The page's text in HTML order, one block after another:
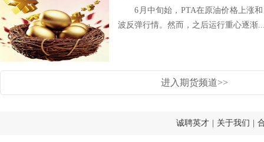
6月中旬始，PTA在原油价格上涨和
波反弹行情。然而，之后运行重心逐渐
进入期货频道>>
诚聘英才 关于我们